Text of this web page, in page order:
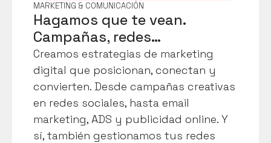
MARKETING & COMUNICACIÓN
Hagamos que te vean.
Campañas, redes…
Creamos estrategias de marketing
digital que posicionan, conectan y
convierten. Desde campañas creativas
en redes sociales, hasta email
marketing, ADS y publicidad online. Y
sí, también gestionamos tus redes